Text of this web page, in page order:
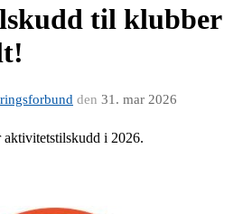
til klubber
den 31. mar 2026
i 2026.